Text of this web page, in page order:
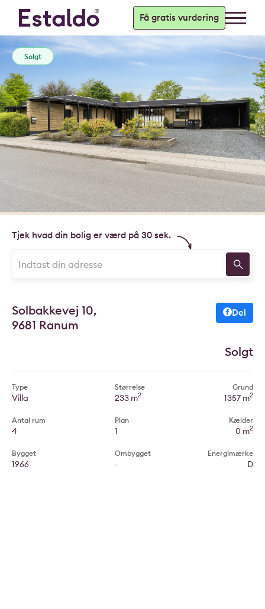
Få gratis vurdering
Solgt
Tjek hvad din bolig er værd på 30 sek.
Solbakkevej 10,
9681 Ranum
Del
Solgt
Type
Villa
Antal rum
4
Bygget
1966
Størrelse
233 m2
Plan
1
Ombygget
-
Grund
1357 m2
Kælder
0 m2
Energimærke
D